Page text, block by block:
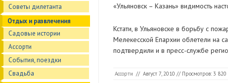
Советы дилетанта
Отдых и развлечения
Садовые истории
Ассорти
События, поездки
Свадьба
«Ульяновск – Казань» видимость
Кстати, в Ульяновске в борьбу с
Мелекесской Епархии облетели на
подтвердили и в пресс-службе
Ассорти // Август 7, 2010 // Просмотров: 3 820